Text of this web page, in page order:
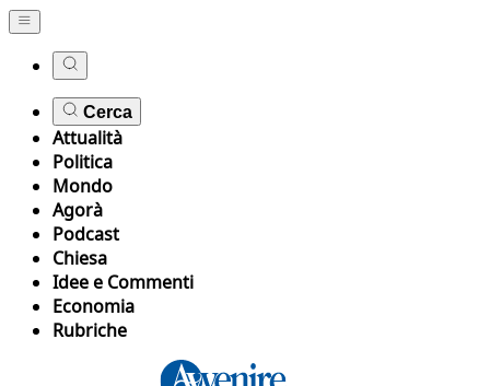
Cerca
Attualità
Politica
Mondo
Agorà
Podcast
Chiesa
Idee e Commenti
Economia
Rubriche